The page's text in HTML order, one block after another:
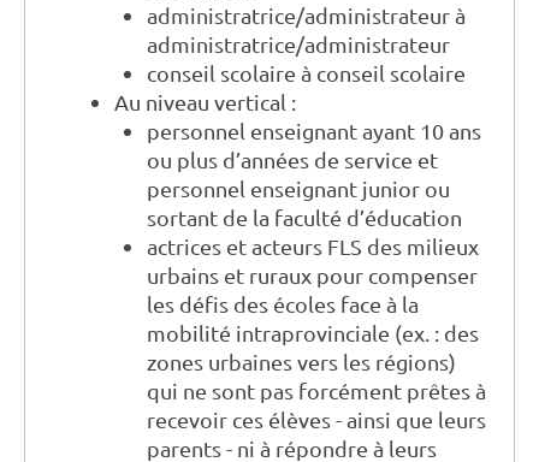
administratrice/administrateur à
administratrice/administrateur
conseil scolaire à conseil scolaire
Au niveau vertical :
personnel enseignant ayant 10 ans
ou plus d’années de service et
personnel enseignant junior ou
sortant de la faculté d’éducation
actrices et acteurs FLS des milieux
urbains et ruraux pour compenser
les défis des écoles face à la
mobilité intraprovinciale (ex. : des
zones urbaines vers les régions)
qui ne sont pas forcément prêtes à
recevoir ces élèves - ainsi que leurs
parents - ni à répondre à leurs